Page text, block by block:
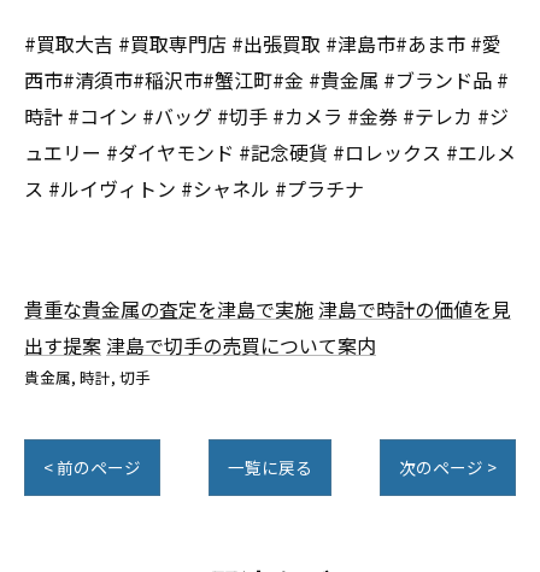
#買取大吉 #買取専門店 #出張買取 #津島市#あま市 #愛
西市#清須市#稲沢市#蟹江町#金 #貴金属 #ブランド品 #
時計 #コイン #バッグ #切手 #カメラ #金券 #テレカ #ジ
ュエリー #ダイヤモンド #記念硬貨 #ロレックス #エルメ
ス #ルイヴィトン #シャネル #プラチナ
貴重な貴金属の査定を津島で実施 津島で時計の価値を見
出す提案 津島で切手の売買について案内
貴金属 時計 切手
< 前のページ 一覧に戻る 次のページ >